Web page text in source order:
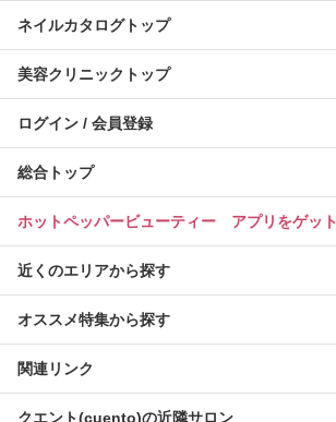
ネイルカタログトップ
美容クリニックトップ
ログイン / 会員登録
総合トップ
ホットペッパービューティー アプリをゲット
近くのエリアから探す
オススメ特集から探す
関連リンク
クエント(cuento)の近隣サロン